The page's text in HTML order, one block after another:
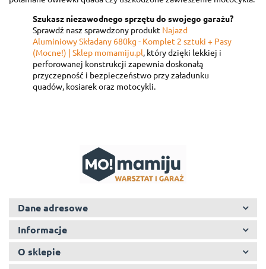
Szukasz niezawodnego sprzętu do swojego garażu?
Sprawdź nasz sprawdzony produkt Najazd
Aluminiowy Składany 680kg - Komplet 2 sztuki + Pasy
(Mocne!) | Sklep momamiju.pl, który dzięki lekkiej i
perforowanej konstrukcji zapewnia doskonałą
przyczepność i bezpieczeństwo przy załadunku
quadów, kosiarek oraz motocykli.
Dane adresowe
Informacje
O sklepie